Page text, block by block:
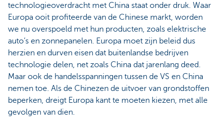
technologieoverdracht met China staat onder druk. Waar
Europa ooit profiteerde van de Chinese markt, worden
we nu overspoeld met hun producten, zoals elektrische
auto’s en zonnepanelen. Europa moet zijn beleid dus
herzien en durven eisen dat buitenlandse bedrijven
technologie delen, net zoals China dat jarenlang deed.
Maar ook de handelsspanningen tussen de VS en China
nemen toe. Als de Chinezen de uitvoer van grondstoffen
beperken, dreigt Europa kant te moeten kiezen, met alle
gevolgen van dien.